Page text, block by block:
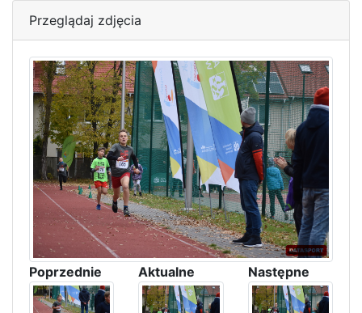
Przeglądaj zdjęcia
Poprzednie Aktualne Następne